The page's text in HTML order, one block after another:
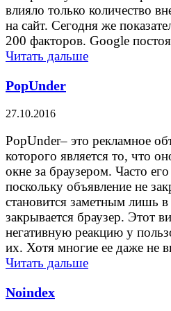
влияло только количество
на сайт. Сегодня же
200 факторов. Google
Читать дальше
PopUnder
27.10.2016
PopUnder– это рекламное
которого является то, что
окне за браузером. Часто
поскольку объявление не
становится заметным лишь
закрывается браузер. Этот
негативную реакцию у
их. Хотя многие ее даже не
Читать дальше
Noindex